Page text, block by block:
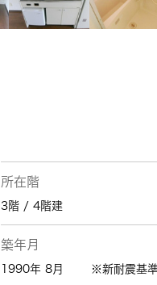
所在階
3階 / 4階建
築年月
1990年 8月 ※新耐震基準